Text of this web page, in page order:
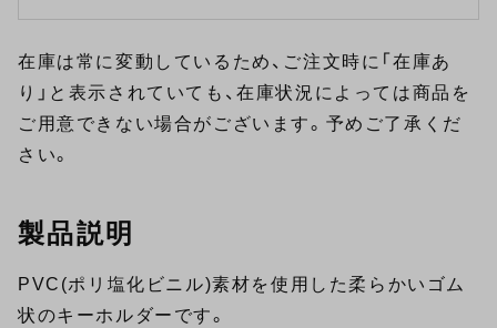
在庫は常に変動しているため、ご注文時に「在庫あ
り」と表示されていても、在庫状況によっては商品を
ご用意できない場合がございます。予めご了承くだ
さい。
製品説明
PVC(ポリ塩化ビニル)素材を使用した柔らかいゴム
状のキーホルダーです。